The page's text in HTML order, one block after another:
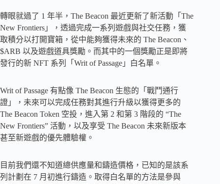
轉眼就過了 1 年半，The Beacon 最近更新了新活動「The
New Frontiers」，透過完成一系列遊戲與社交任務，獲
取積分以打開寶箱，從中能夠獲得未來的 The Beacon、
$ARB 以及遊戲道具獎勵。而其中的一個獎勵正是即將
發行的新 NFT 系列「Writ of Passage」白名單。
Writ of Passage 有點像 The Beacon 生態的「戰鬥通行
證」，未來可以完成任務對其進行升級以獲得更多的
The Beacon Token 空投，進入第 2 和第 3 階段的 “The
New Frontiers” 活動，以及享受 The Beacon 未來新版本
甚至新遊戲的優先體驗權。
目前我們還不知道總供應量和鑄造價格，已知的是該系
列計劃在 7 月初進行鑄造。取得白名單的方法是參與